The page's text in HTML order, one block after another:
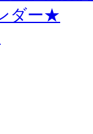
ダー★